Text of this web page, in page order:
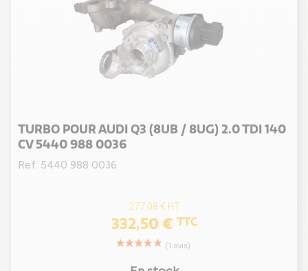
(1)
DADA / DPCA
(1)
DFGA / DTSA / DTSB
(4)
DKTC(4)
DPCA(1)
TURBO POUR AUDI Q3 (8UB / 8UG) 2.0 TDI 140
CV 5440 988 0036
Ref. 5440 988 0036
277,08 € HT
332,50 € TTC